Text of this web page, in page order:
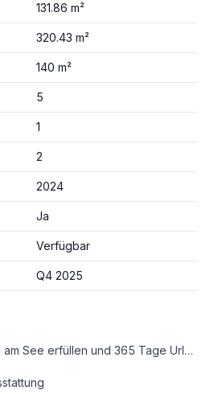
131.86 m²
320.43 m²
140 m²
5
1
2
2024
Ja
Verfügbar
Q4 2025
Wien und Krems (S5, Stockerauer Schnellstraße) sowie nach St. Pölten (S33) ist ausgezeichnet. In der Gemeinde Grafenwörth gibt es ausreichend Einkaufsmöglichkeiten für Güter des täglichen Bedarfs, Kinderbetreuungseinrichtungen und Schulen. In diesem wunderbaren, regionalen Umfeld eingebettet, entstehen an einem mäanderförmig angelegten, ca. 36.000 m² großen See in mehreren Bauabschnitten insges. 170 Wohnimmobilien der Sonderklasse in Form von Einfamilien-, Doppel- u. Reihenhäusern im Eigentum.